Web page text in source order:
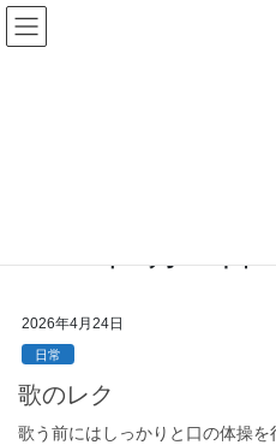
コ
ン
ナ
ビ
2026年4月24日
日常
歌のレク
歌う前にはしっかりと口の体操